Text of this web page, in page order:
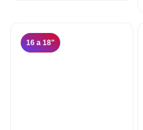
16 a 18"